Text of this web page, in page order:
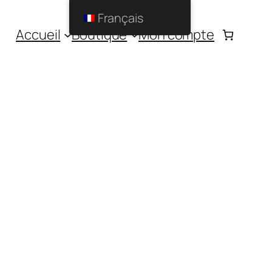
Accueil Boutique Mon compte
Français